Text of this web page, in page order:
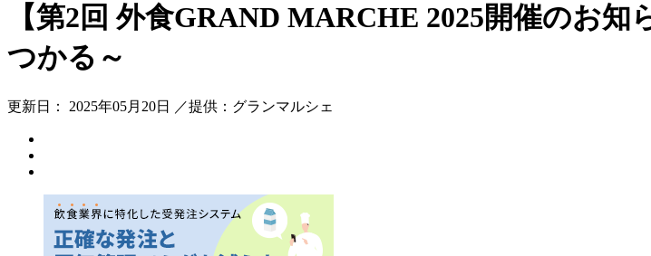
【第2回 外食GRAND MARCHE 2025開催のお
つかる～
更新日： 2025年05月20日 ／提供：グランマルシェ